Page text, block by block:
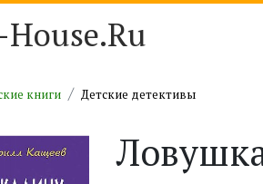
книги Детские детективы